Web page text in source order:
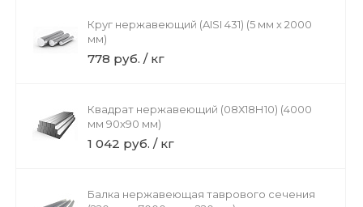
Круг нержавеющий (AISI 431) (5 мм х 2000
мм)
778 руб. / кг
Квадрат нержавеющий (08Х18Н10) (4000
мм 90x90 мм)
1 042 руб. / кг
Балка нержавеющая таврового сечения